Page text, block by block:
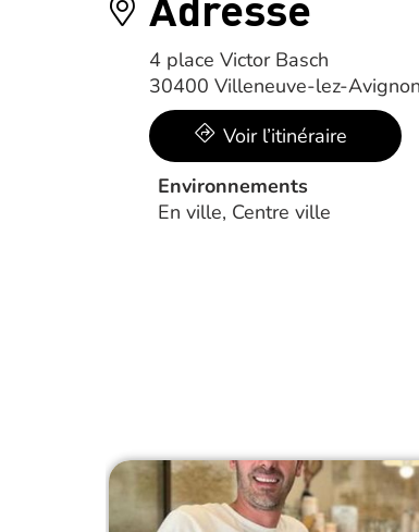
4 place Victor Basch
30400 Villeneuve-lez-Avignon
Voir l’itinéraire
Environnements
En ville, Centre ville